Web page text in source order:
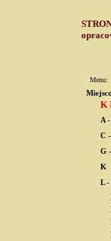
Menu:
K
A
C
G
K
L -